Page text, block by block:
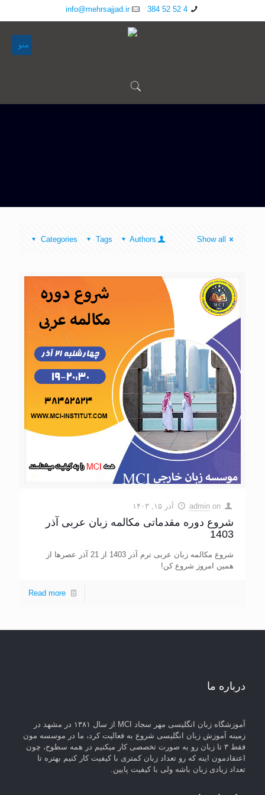
4 52 52 384
info@mehrsajjad.ir
منو
Categories Tags Authors Show all
admin on آذر ۱۵, ۱۴۰۳
شروع دوره مقدماتی مکالمه زبان عربی آذر
1403
شروع مکالمه زبان عربی ترم آذر 1403 از 21 آذر عصرها از
همین امروز شروع کن!
Read more
درباره ما
آموزشگاه زبان انگلیسی مهر سجاد MCI از سال ۱۳۸۱ در مشهد در
زمینه آموزش زبان انگلیسی شروع به فعالیت کرد، ما در موسسه مون
فقط ۳ تا زبان رو به صورت تخصصی کار میکنیم در همه سطوح، چون
اعتقادمون اینه که رو تعداد زبان کمتری با کیفیت کار کنیم بهتره تا
تعداد زیادی زبان باشه ولی با کیفیت پایین.